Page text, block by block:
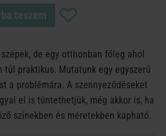
teszem
de egy otthonban főleg ahol
túl praktikus. Mutatunk egy egyszerű
a problémára. A szennyeződéseket
el is tüntethetjük, még akkor is, ha
színekben és méretekben kapható.